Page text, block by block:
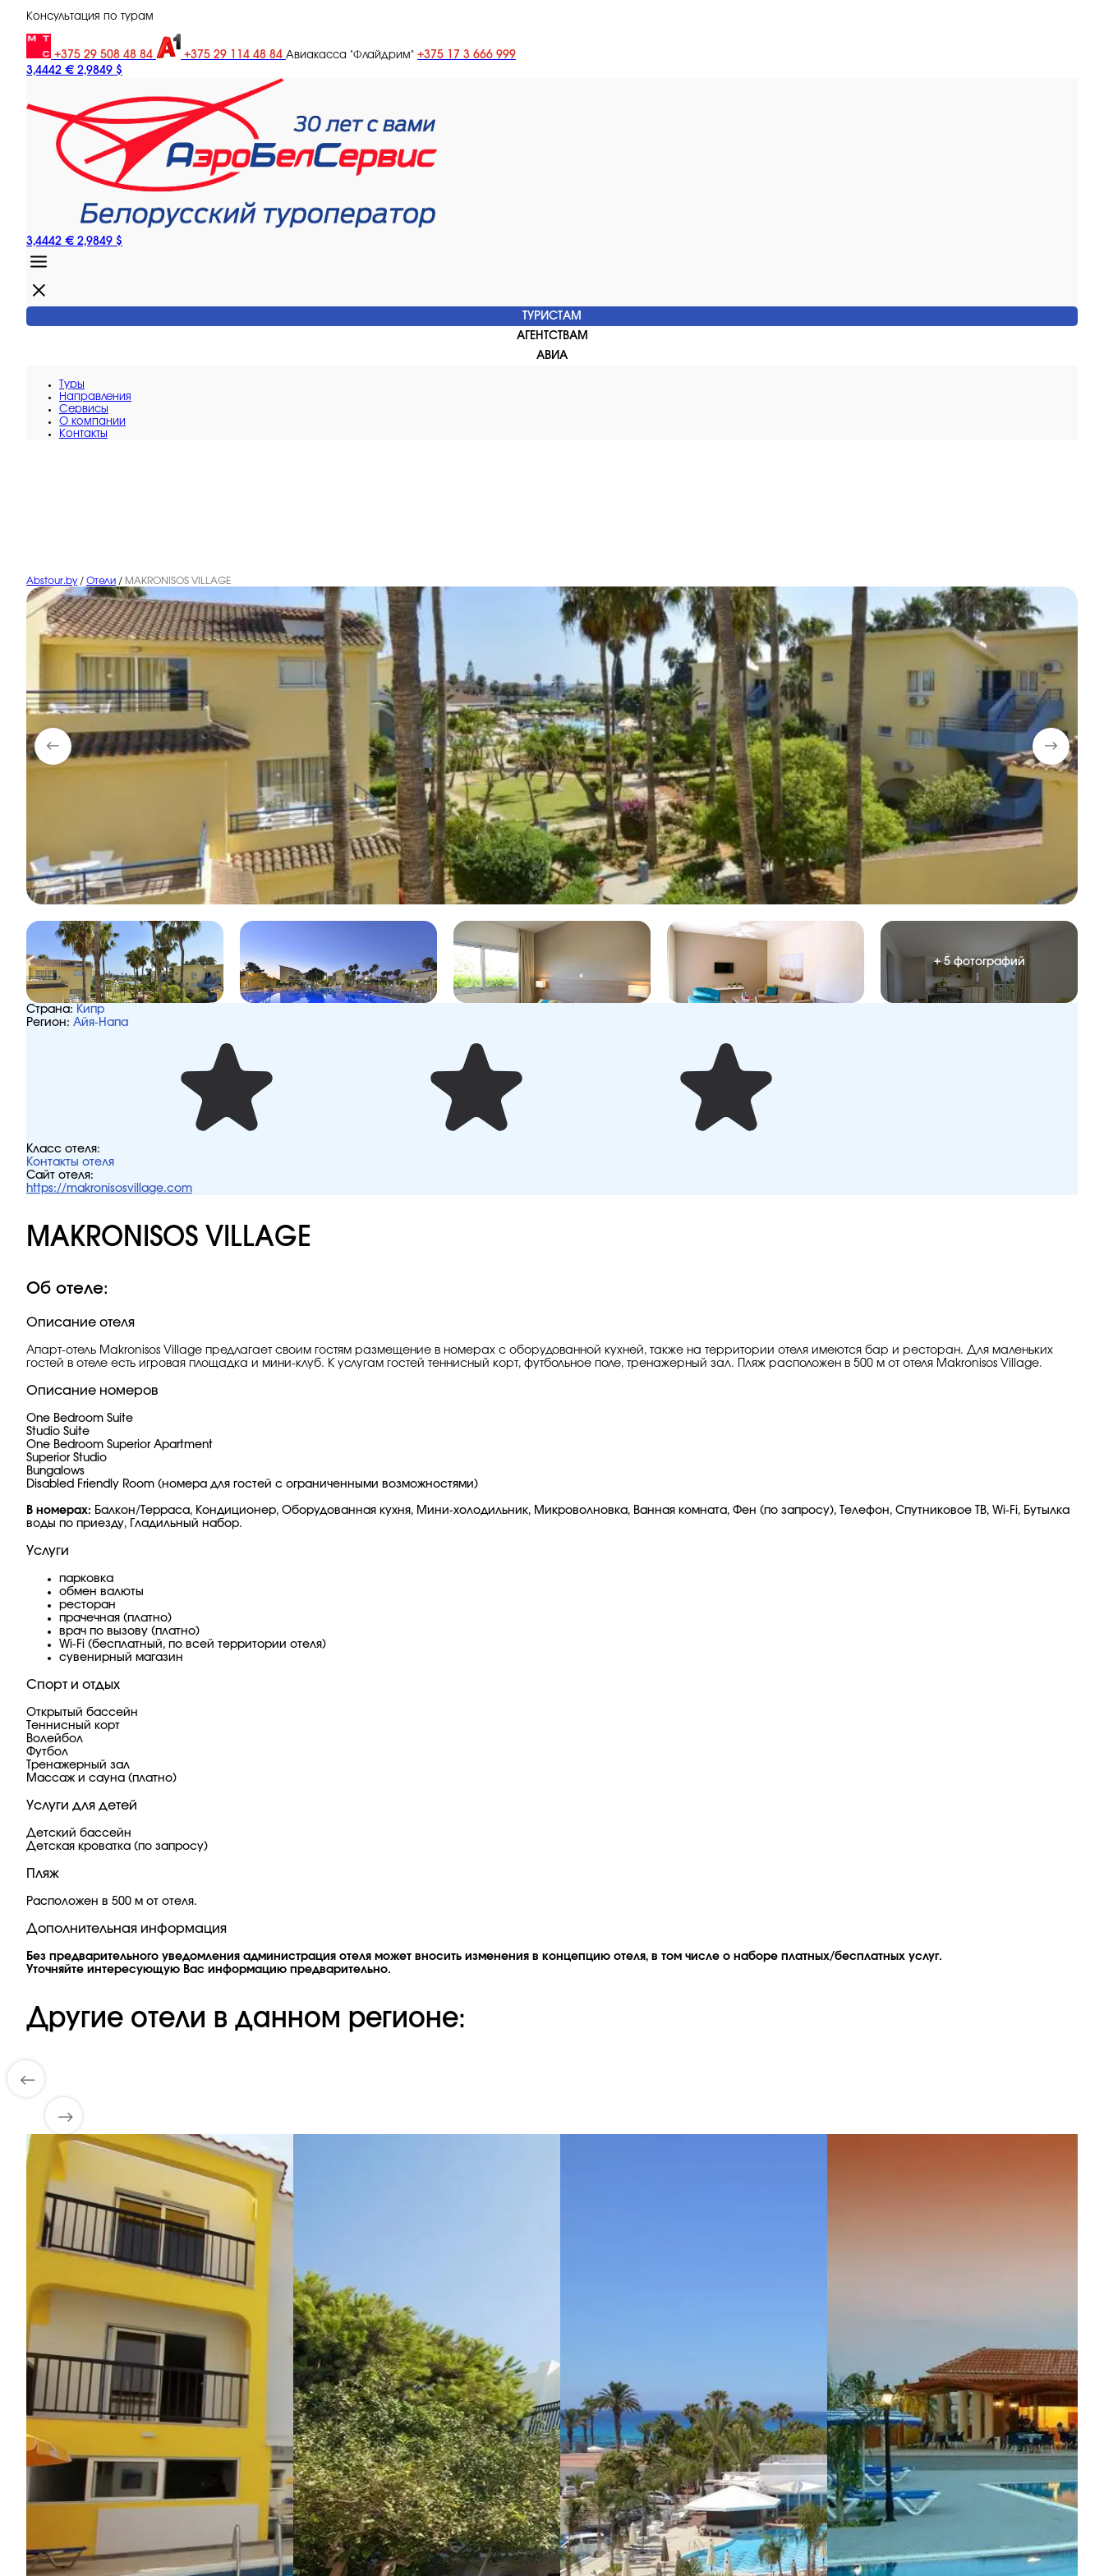
Консультация по турам
+375 29 508 48 84 +375 29 114 48 84 Авиакасса "Флайдрим" +375 17 3 666 999
3,4442 € 2,9849 $
3,4442 € 2,9849 $
ТУРИСТАМ
АГЕНТСТВАМ
АВИА
Туры
Направления
Сервисы
O компании
Контакты
Abstour.by / Отели / MAKRONISOS VILLAGE
+ 5 фотографий
Страна: Кипр
Регион: Айя-Напа
Класс отеля:
Контакты отеля
Сайт отеля:
https://makronisosvillage.com
MAKRONISOS VILLAGE
Об отеле:
Описание отеля
Апарт-отель Makronisos Village предлагает своим гостям размещение в номерах с оборудованной кухней, также на территории отеля имеются бар и ресторан. Для маленьких
гостей в отеле есть игровая площадка и мини-клуб. К услугам гостей теннисный корт, футбольное поле, тренажерный зал. Пляж расположен в 500 м от отеля Makronisos Village.
Описание номеров
One Bedroom Suite
Studio Suite
One Bedroom Superior Apartment
Superior Studio
Bungalows
Disabled Friendly Room (номера для гостей с ограниченными возможностями)
В номерах: Балкон/Терраса, Кондиционер, Оборудованная кухня, Мини-холодильник, Микроволновка, Ванная комната, Фен (по запросу), Телефон, Спутниковое ТВ, Wi-Fi, Бутылка
воды по приезду, Гладильный набор.
Услуги
парковка
обмен валюты
ресторан
прачечная (платно)
врач по вызову (платно)
Wi-Fi (бесплатный, по всей территории отеля)
сувенирный магазин
Спорт и отдых
Открытый бассейн
Теннисный корт
Волейбол
Футбол
Тренажерный зал
Массаж и сауна (платно)
Услуги для детей
Детский бассейн
Детская кроватка (по запросу)
Пляж
Расположен в 500 м от отеля.
Дополнительная информация
Без предварительного уведомления администрация отеля может вносить изменения в концепцию отеля, в том числе о наборе платных/бесплатных услуг.
Уточняйте интересующую Вас информацию предварительно.
Другие отели в данном регионе: